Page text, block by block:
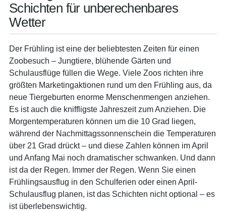
Schichten für unberechenbares
Wetter
Der Frühling ist eine der beliebtesten Zeiten für einen
Zoobesuch – Jungtiere, blühende Gärten und
Schulausflüge füllen die Wege. Viele Zoos richten ihre
größten Marketingaktionen rund um den Frühling aus, da
neue Tiergeburten enorme Menschenmengen anziehen.
Es ist auch die kniffligste Jahreszeit zum Anziehen. Die
Morgentemperaturen können um die 10 Grad liegen,
während der Nachmittagssonnenschein die Temperaturen
über 21 Grad drückt – und diese Zahlen können im April
und Anfang Mai noch dramatischer schwanken. Und dann
ist da der Regen. Immer der Regen. Wenn Sie einen
Frühlingsausflug in den Schulferien oder einen April-
Schulausflug planen, ist das Schichten nicht optional – es
ist überlebenswichtig.